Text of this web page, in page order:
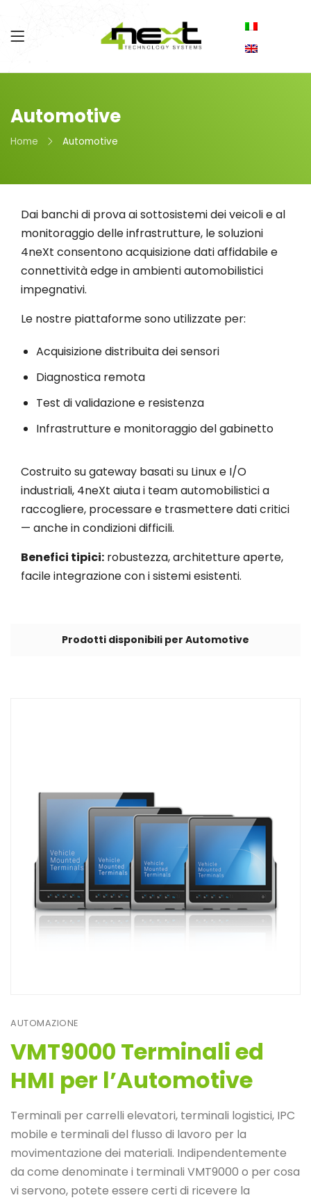
Automotive
Home Automotive
Dai banchi di prova ai sottosistemi dei veicoli e al
monitoraggio delle infrastrutture, le soluzioni
4neXt consentono acquisizione dati affidabile e
connettività edge in ambienti automobilistici
impegnativi.
Le nostre piattaforme sono utilizzate per:
Acquisizione distribuita dei sensori
Diagnostica remota
Test di validazione e resistenza
Infrastrutture e monitoraggio del gabinetto
Costruito su gateway basati su Linux e I/O
industriali, 4neXt aiuta i team automobilistici a
raccogliere, processare e trasmettere dati critici
— anche in condizioni difficili.
Benefici tipici: robustezza, architetture aperte,
facile integrazione con i sistemi esistenti.
Prodotti disponibili per Automotive
AUTOMAZIONE
VMT9000 Terminali ed
HMI per l’Automotive
Terminali per carrelli elevatori, terminali logistici, IPC
mobile e terminali del flusso di lavoro per la
movimentazione dei materiali. Indipendentemente
da come denominate i terminali VMT9000 o per cosa
vi servono, potete essere certi di ricevere la